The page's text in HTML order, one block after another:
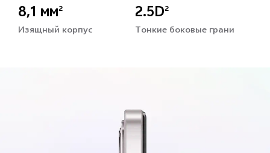
8,1 мм2
Изящный корпус
2.5D2
Тонкие боковые грани